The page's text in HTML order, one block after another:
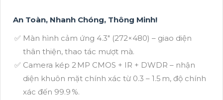
An Toàn, Nhanh Chóng, Thông Minh!
Màn hình cảm ứng 4.3″ (272×480) – giao diện
thân thiện, thao tác mượt mà.
Camera kép 2 MP CMOS + IR + DWDR – nhận
diện khuôn mặt chính xác từ 0.3 – 1.5 m, độ chính
xác đến 99.9 %.